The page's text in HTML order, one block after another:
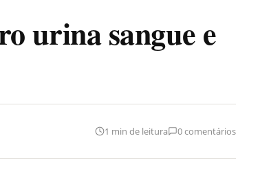
urina sangue e
1 min de leitura 0 comentários